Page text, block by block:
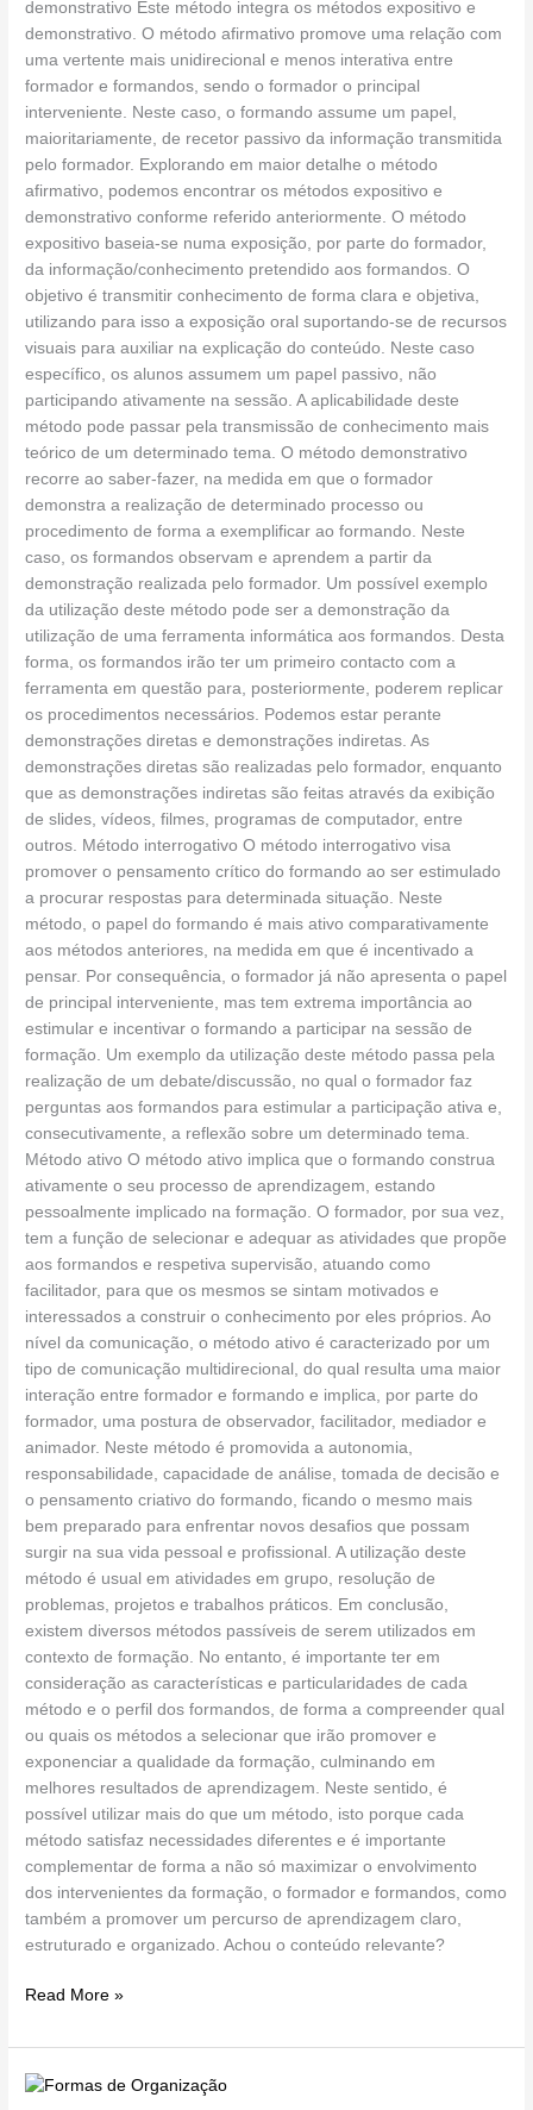
demonstrativo Este método integra os métodos expositivo e
demonstrativo. O método afirmativo promove uma relação com
uma vertente mais unidirecional e menos interativa entre
formador e formandos, sendo o formador o principal
interveniente. Neste caso, o formando assume um papel,
maioritariamente, de recetor passivo da informação transmitida
pelo formador. Explorando em maior detalhe o método
afirmativo, podemos encontrar os métodos expositivo e
demonstrativo conforme referido anteriormente. O método
expositivo baseia-se numa exposição, por parte do formador,
da informação/conhecimento pretendido aos formandos. O
objetivo é transmitir conhecimento de forma clara e objetiva,
utilizando para isso a exposição oral suportando-se de recursos
visuais para auxiliar na explicação do conteúdo. Neste caso
específico, os alunos assumem um papel passivo, não
participando ativamente na sessão. A aplicabilidade deste
método pode passar pela transmissão de conhecimento mais
teórico de um determinado tema. O método demonstrativo
recorre ao saber-fazer, na medida em que o formador
demonstra a realização de determinado processo ou
procedimento de forma a exemplificar ao formando. Neste
caso, os formandos observam e aprendem a partir da
demonstração realizada pelo formador. Um possível exemplo
da utilização deste método pode ser a demonstração da
utilização de uma ferramenta informática aos formandos. Desta
forma, os formandos irão ter um primeiro contacto com a
ferramenta em questão para, posteriormente, poderem replicar
os procedimentos necessários. Podemos estar perante
demonstrações diretas e demonstrações indiretas. As
demonstrações diretas são realizadas pelo formador, enquanto
que as demonstrações indiretas são feitas através da exibição
de slides, vídeos, filmes, programas de computador, entre
outros. Método interrogativo O método interrogativo visa
promover o pensamento crítico do formando ao ser estimulado
a procurar respostas para determinada situação. Neste
método, o papel do formando é mais ativo comparativamente
aos métodos anteriores, na medida em que é incentivado a
pensar. Por consequência, o formador já não apresenta o papel
de principal interveniente, mas tem extrema importância ao
estimular e incentivar o formando a participar na sessão de
formação. Um exemplo da utilização deste método passa pela
realização de um debate/discussão, no qual o formador faz
perguntas aos formandos para estimular a participação ativa e,
consecutivamente, a reflexão sobre um determinado tema.
Método ativo O método ativo implica que o formando construa
ativamente o seu processo de aprendizagem, estando
pessoalmente implicado na formação. O formador, por sua vez,
tem a função de selecionar e adequar as atividades que propõe
aos formandos e respetiva supervisão, atuando como
facilitador, para que os mesmos se sintam motivados e
interessados a construir o conhecimento por eles próprios. Ao
nível da comunicação, o método ativo é caracterizado por um
tipo de comunicação multidirecional, do qual resulta uma maior
interação entre formador e formando e implica, por parte do
formador, uma postura de observador, facilitador, mediador e
animador. Neste método é promovida a autonomia,
responsabilidade, capacidade de análise, tomada de decisão e
o pensamento criativo do formando, ficando o mesmo mais
bem preparado para enfrentar novos desafios que possam
surgir na sua vida pessoal e profissional. A utilização deste
método é usual em atividades em grupo, resolução de
problemas, projetos e trabalhos práticos. Em conclusão,
existem diversos métodos passíveis de serem utilizados em
contexto de formação. No entanto, é importante ter em
consideração as características e particularidades de cada
método e o perfil dos formandos, de forma a compreender qual
ou quais os métodos a selecionar que irão promover e
exponenciar a qualidade da formação, culminando em
melhores resultados de aprendizagem. Neste sentido, é
possível utilizar mais do que um método, isto porque cada
método satisfaz necessidades diferentes e é importante
complementar de forma a não só maximizar o envolvimento
dos intervenientes da formação, o formador e formandos, como
também a promover um percurso de aprendizagem claro,
estruturado e organizado. Achou o conteúdo relevante?
Read More »
Um